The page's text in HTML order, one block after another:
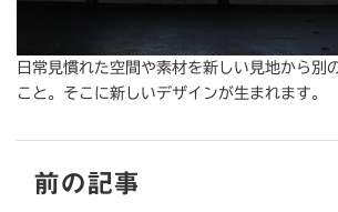
日常見慣れた空間や素材を新しい見地から別
こと。そこに新しいデザインが生まれます。
前の記事